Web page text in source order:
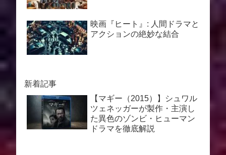
映画『ヒート』: 人間ドラマと
アクションの絶妙な結合
新着記事
【マギー（2015）】シュワル
ツェネッガーが製作・主演し
た異色のゾンビ・ヒューマン
ドラマを徹底解説